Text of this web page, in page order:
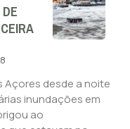
Açores desde a noite
inundações em
ao